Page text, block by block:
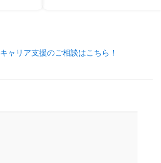
キャリア支援のご相談はこちら！